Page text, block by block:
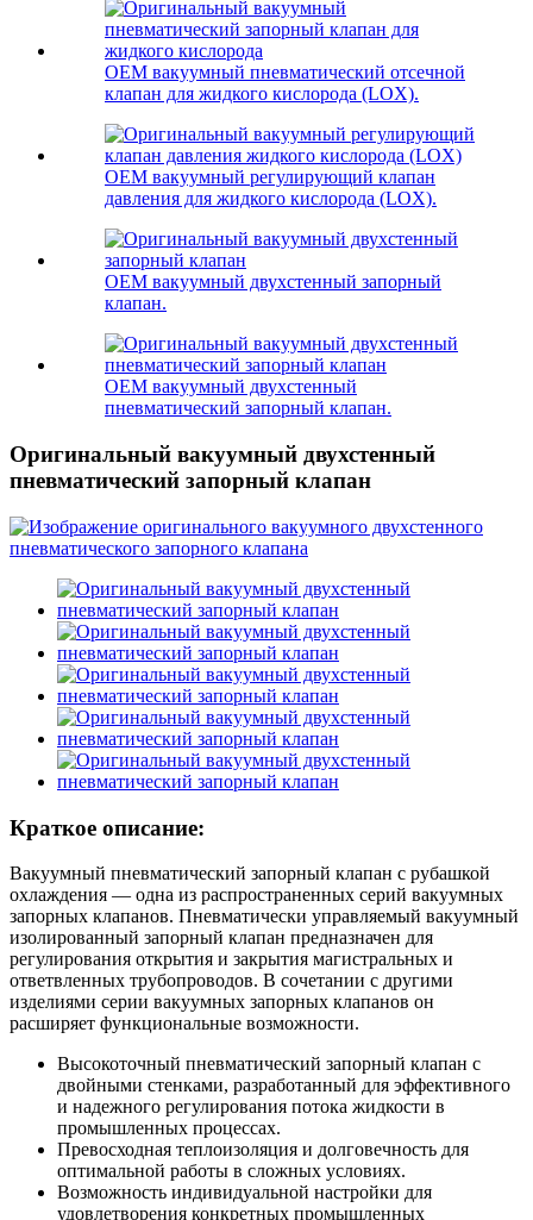
OEM вакуумный пневматический отсечной
клапан для жидкого кислорода (LOX).
OEM вакуумный регулирующий клапан
давления для жидкого кислорода (LOX).
OEM вакуумный двухстенный запорный
клапан.
OEM вакуумный двухстенный
пневматический запорный клапан.
Оригинальный вакуумный двухстенный
пневматический запорный клапан
Краткое описание:
Вакуумный пневматический запорный клапан с рубашкой
охлаждения — одна из распространенных серий вакуумных
запорных клапанов. Пневматически управляемый вакуумный
изолированный запорный клапан предназначен для
регулирования открытия и закрытия магистральных и
ответвленных трубопроводов. В сочетании с другими
изделиями серии вакуумных запорных клапанов он
расширяет функциональные возможности.
Высокоточный пневматический запорный клапан с
двойными стенками, разработанный для эффективного
и надежного регулирования потока жидкости в
промышленных процессах.
Превосходная теплоизоляция и долговечность для
оптимальной работы в сложных условиях.
Возможность индивидуальной настройки для
удовлетворения конкретных промышленных